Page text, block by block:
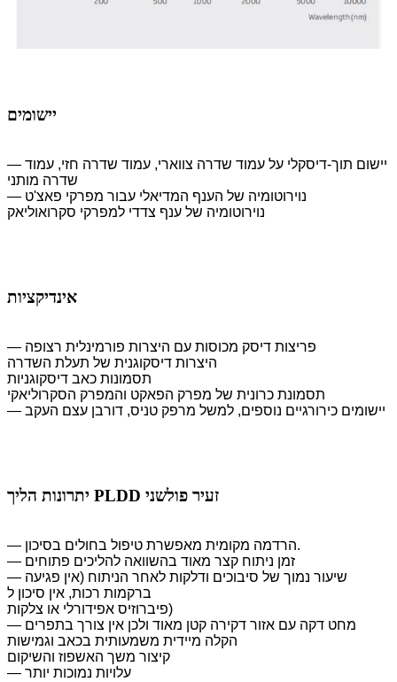
יישומים
— יישום תוך-דיסקלי על עמוד שדרה צווארי, עמוד שדרה חזי, עמוד
שדרה מותני
— נוירוטומיה של הענף המדיאלי עבור מפרקי פאצ'ט
נוירוטומיה של ענף צדדי למפרקי סקרואוליאק
אינדיקציות
— פריצות דיסק מכוסות עם היצרות פורמינלית רצופה
היצרות דיסקוגנית של תעלת השדרה
תסמונות כאב דיסקוגניות
תסמונת כרונית של מפרק הפאקט והמפרק הסקרוליאקי
— יישומים כירורגיים נוספים, למשל מרפק טניס, דורבן עצם העקב
יתרונות הליך PLDD זעיר פולשני
— הרדמה מקומית מאפשרת טיפול בחולים בסיכון.
— זמן ניתוח קצר מאוד בהשוואה להליכים פתוחים
— שיעור נמוך של סיבוכים ודלקות לאחר הניתוח (אין פגיעה
ברקמות רכות, אין סיכון ל
פיברוזיס אפידורלי או צלקות)
— מחט דקה עם אזור דקירה קטן מאוד ולכן אין צורך בתפרים
הקלה מיידית משמעותית בכאב וגמישות
קיצור משך האשפוז והשיקום
— עלויות נמוכות יותר